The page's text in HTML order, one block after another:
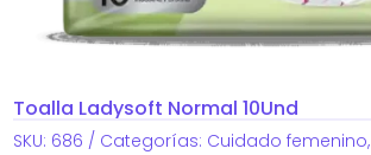
Toalla Ladysoft Normal 10Und
SKU: 686 Categorías: Cuidado femenino,